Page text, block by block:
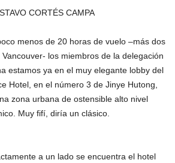
CORTÉS CAMPA
menos de 20 horas de vuelo –más dos
los miembros de la delegación
estamos ya en el muy elegante lobby del
Hotel, en el número 3 de Jinye Hutong,
zona urbana de ostensible alto nivel
Muy fifí, diría un clásico.
a un lado se encuentra el hotel